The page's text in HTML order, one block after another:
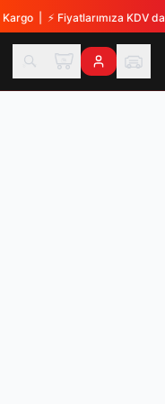
| ⚡ Fiyatlarımıza KDV